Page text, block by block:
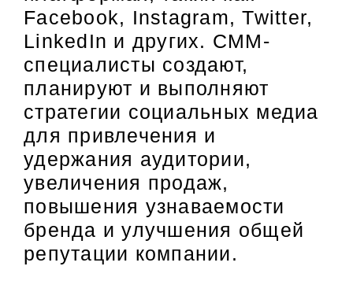
Facebook, Instagram, Twitter,
LinkedIn и других. СММ-
специалисты создают,
планируют и выполняют
стратегии социальных медиа
для привлечения и
удержания аудитории,
увеличения продаж,
повышения узнаваемости
бренда и улучшения общей
репутации компании.